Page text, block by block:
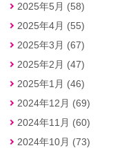
2025年5月 (58)
2025年4月 (55)
2025年3月 (67)
2025年2月 (47)
2025年1月 (46)
2024年12月 (69)
2024年11月 (60)
2024年10月 (73)